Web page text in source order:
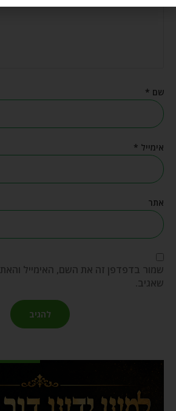
שם *
אימייל *
אתר
שמור בדפדפן זה את השם, האימייל
שאגיב.